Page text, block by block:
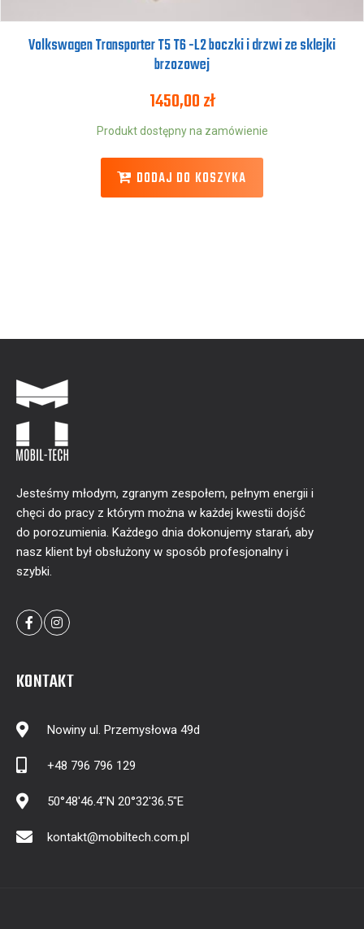
Volkswagen Transporter T5 T6 -L2 boczki i drzwi ze sklejki
brzozowej
1450,00zł
Produkt dostępny na zamówienie
DODAJ DO KOSZYKA
Jesteśmy młodym, zgranym zespołem, pełnym energii i
chęci do pracy z którym można w każdej kwestii dojść
do porozumienia. Każdego dnia dokonujemy starań, aby
nasz klient był obsłużony w sposób profesjonalny i
szybki.
KONTAKT
Nowiny ul. Przemysłowa 49d
+48 796 796 129
50°48'46.4"N 20°32'36.5"E
kontakt@mobiltech.com.pl